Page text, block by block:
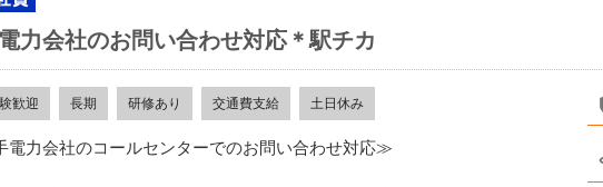
力会社のお問い合わせ対応＊駅チカ
歓迎 長期 研修あり 交通費支給 土日休み
電力会社のコールセンターでのお問い合わせ対応≫